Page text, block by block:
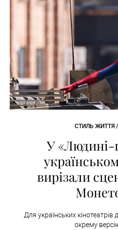
СТИЛЬ ЖИТТЯ
У «Людині-
вирізали
Для українських кінотеатрів
окрему